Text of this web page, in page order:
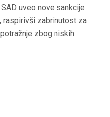
uveo nove sankcije
raspirivši zabrinutost za
zbog niskih